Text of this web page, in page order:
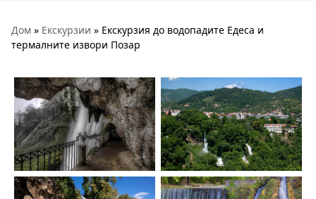
Дом » Екскурзии » Екскурзия до водопадите Едеса и
термалните извори Позар